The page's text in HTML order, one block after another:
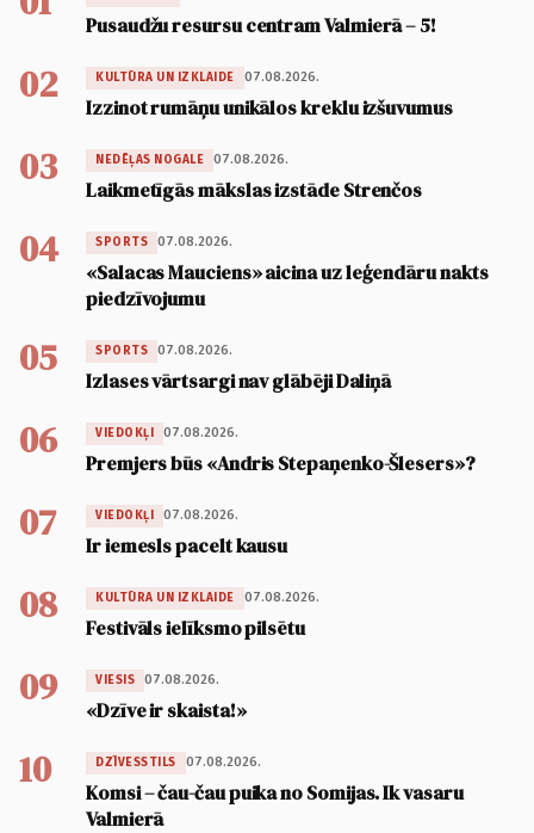
Pusaudžu resursu centram Valmierā – 5!
02 KULTŪRA UN IZKLAIDE 07.08.2026.
Izzinot rumāņu unikālos kreklu izšuvumus
03 NEDĒĻAS NOGALE 07.08.2026.
Laikmetīgās mākslas izstāde Strenčos
04 SPORTS 07.08.2026.
«Salacas Mauciens» aicina uz leģendāru nakts
piedzīvojumu
05 SPORTS 07.08.2026.
Izlases vārtsargi nav glābēji Daliņā
06 VIEDOKĻI 07.08.2026.
Premjers būs «Andris Stepaņenko-Šlesers»?
07 VIEDOKĻI 07.08.2026.
Ir iemesls pacelt kausu
08 KULTŪRA UN IZKLAIDE 07.08.2026.
Festivāls ielīksmo pilsētu
09 VIESIS 07.08.2026.
«Dzīve ir skaista!»
10 DZĪVESSTILS 07.08.2026.
Komsi – čau-čau puika no Somijas. Ik vasaru
Valmierā